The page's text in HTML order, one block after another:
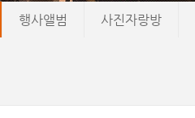
행사앨범 사진자랑방